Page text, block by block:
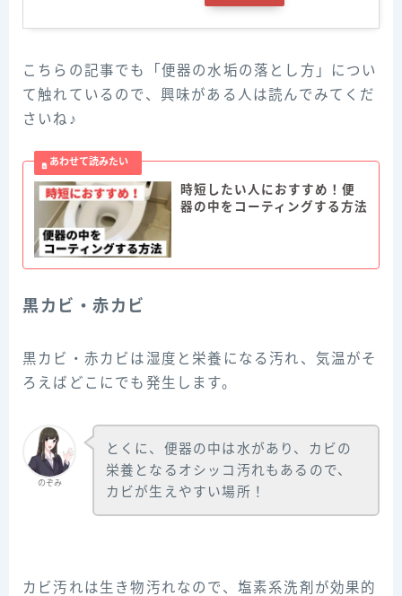
こちらの記事でも「便器の水垢の落とし方」につい
て触れているので、興味がある人は読んでみてくだ
さいね♪
時短したい人におすすめ！便
器の中をコーティングする方法
黒カビ・赤カビ
黒カビ・赤カビは湿度と栄養になる汚れ、気温がそ
ろえばどこにでも発生します。
のぞみ
とくに、便器の中は水があり、カビの
栄養となるオシッコ汚れもあるので、
カビが生えやすい場所！
カビ汚れは生き物汚れなので、塩素系洗剤が効果的